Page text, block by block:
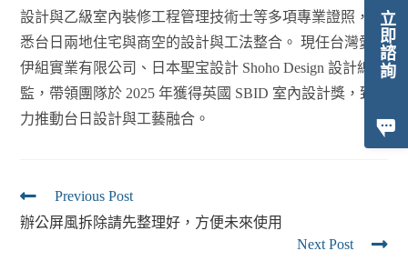
立即諮詢
設計與乙級室內裝修工程管理技術士等多項專業證照，熟
悉台日兩地住宅與商空的設計與工法整合。 現任台灣愛
伊組實業有限公司、日本聖宝設計 Shoho Design 設計總
監，帶領團隊於 2025 年獲得英國 SBID 室內設計獎，致
力推動台日設計與工藝融合。
Previous Post
辦公屏風拆除請先整理好，方便未來使用
Next Post